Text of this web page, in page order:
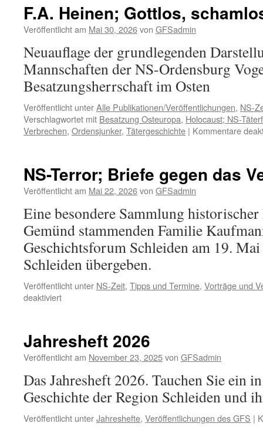
F.A. Heinen; Gottlos,
Veröffentlicht am Mai 30, 2026von GFSadmin
Neuauflage der grundlegenden
Mannschaften der NS-Ordensburg
Besatzungsherrschaft im Osten
Veröffentlicht unterAlle Publikationen/Veröffentlichungen, NS-
Verschlagwortet mit Besatzung Osteuropa, Holocaust; NS-
Verbrechen, Ordensjunker, Tätergeschichte | Kommentare
NS-Terror; Briefe gegen das
Veröffentlicht am Mai 22, 2026von GFSadmin
Eine besondere Sammlung
Gemünd stammenden Familie
Geschichtsforum Schleiden am 19.
Schleiden übergeben.
Veröffentlicht unter NS-Zeit, Tipps und Termine, Vorträge und
deaktiviertfür
gegen
das
Jahresheft 2026
Veröffentlicht am November 23, 2025von GFSadmin
Das Jahresheft 2026. Tauchen Sie ein
Geschichte der Region Schleiden und
Veröffentlicht unterJahreshefte, Veröffentlichungen des GFS |